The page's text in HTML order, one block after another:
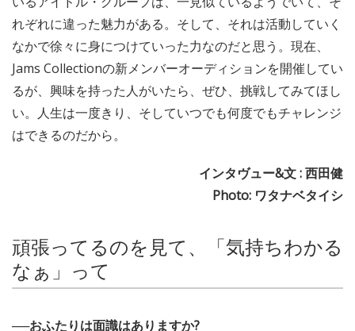
是枝優美（MyDearDarlin’）× 碧井みほ（BunnyLaCrew）
いるアイドル・グループは、一見似ているようでいて、そ
れぞれに違った魅力がある。そして、それは活動していく
Jams Collectionの新メンバーオーディションを開催してい